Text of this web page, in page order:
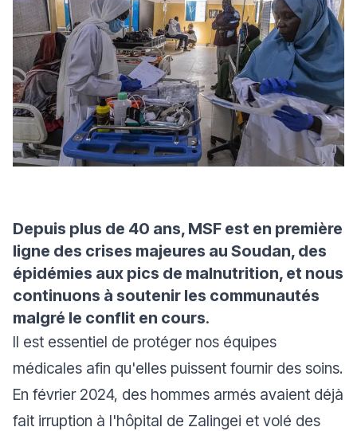
Depuis plus de 40 ans, MSF est en première
ligne des crises majeures au Soudan, des
épidémies aux pics de malnutrition, et nous
continuons à soutenir les communautés
malgré le conflit en cours.
Il est essentiel de protéger nos équipes
médicales afin qu'elles puissent fournir des soins.
En février 2024, des hommes armés avaient déjà
fait irruption à l'hôpital de Zalingei et volé des